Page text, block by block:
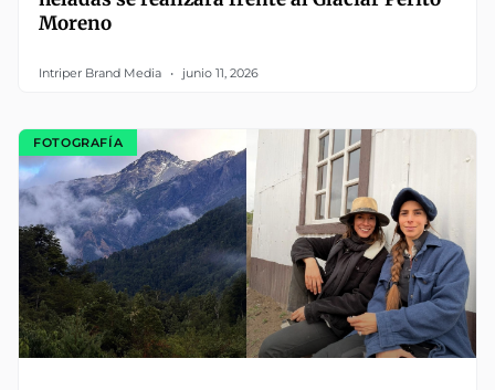
Moreno
Intriper Brand Media junio 11, 2026
FOTOGRAFÍA